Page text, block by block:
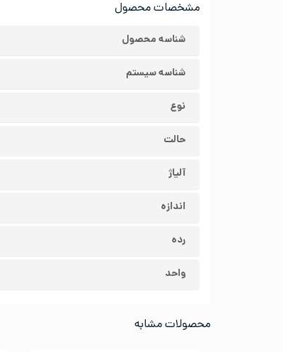
مشخصات محصول
شناسه محصول
شناسه سیستم
نوع
حالت
آلیاژ
اندازه
رده
واحد
محصولات مشابه